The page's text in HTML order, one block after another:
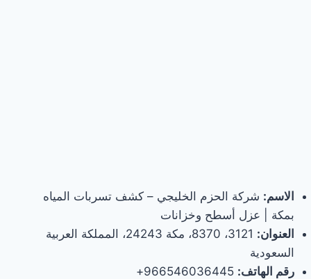
الاسم: شركة الحزم الخليجي – كشف تسربات المياه
بمكة | عزل أسطح وخزانات
العنوان:
3121، 8370، مكة 24243، المملكة العربية
السعودية
رقم الهاتف: